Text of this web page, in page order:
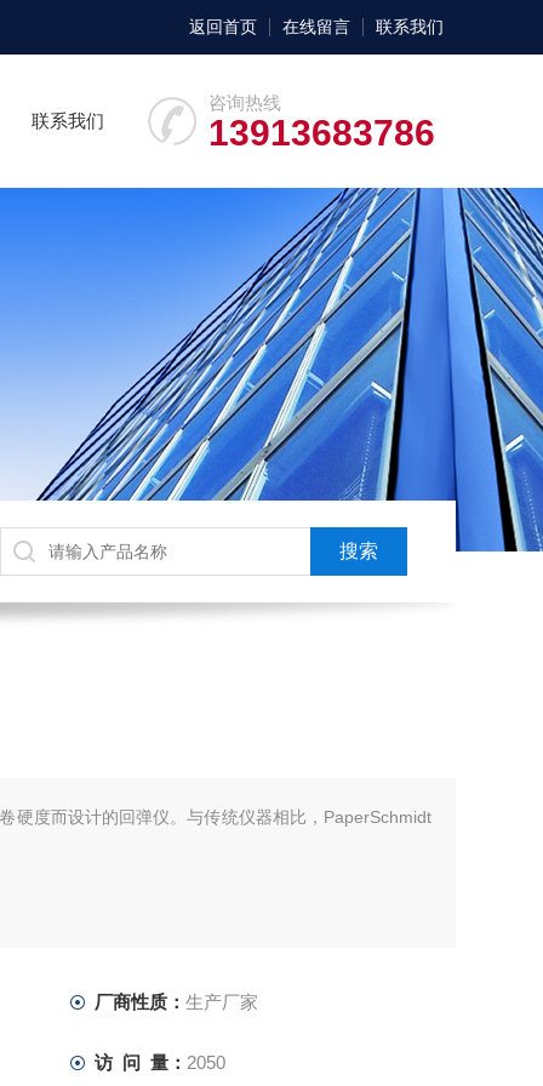
返回首页 在线留言 联系我们
咨询热线
13913683786
联系我们
硬度而设计的回弹仪。与传统仪器相比，PaperSchmidt
厂商性质： 生产厂家
访 问 量： 2050